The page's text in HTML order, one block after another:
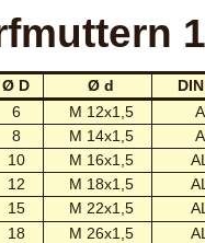
Ø D Ø d
6 M 12x1,5
8 M 14x1,5
10 M 16x1,5
12 M 18x1,5
15 M 22x1,5
18 M 26x1,5